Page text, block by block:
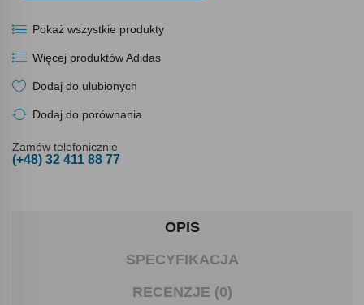
Pokaż wszystkie produkty
Więcej produktów Adidas
Dodaj do ulubionych
Dodaj do porównania
Zamów telefonicznie
(+48) 32 411 88 77
OPIS
SPECYFIKACJA
RECENZJE (0)